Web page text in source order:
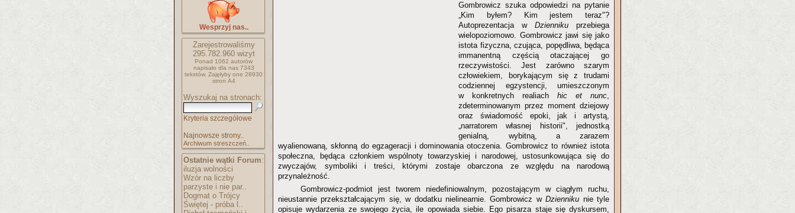
Wesprzyj nas..
Zarejestrowaliśmy
295.782.960wizyt
Ponad 1062 autorów
napisało dla nas 7343
tekstów. Zajęłyby one 28930
stron A4
Wyszukaj na stronach:
Kryteria szczegółowe
Najnowsze strony..
Archiwum streszczeń..
Ostatnie wątki Forum:
iluzja wolności
Wzór na liczby
parzyste i nie par..
Dogmat o Trójcy
Świętej - próba l..
Gombrowicz szuka odpowiedzi na pytanie
„Kim byłem? Kim jestem teraz"?
Autoprezentacja w Dzienniku przebiega
wielopoziomowo. Gombrowicz jawi się jako
istota fizyczna, czująca, popędliwa, będąca
immanentną częścią otaczającej go
rzeczywistości. Jest zarówno szarym
człowiekiem, borykającym się z trudami
codziennej egzystencji, umieszczonym
w konkretnych realiach hic et nunc,
zdeterminowanym przez moment dziejowy
oraz świadomość epoki, jak i artystą,
„narratorem własnej historii", jednostką
genialną, wybitną, a zarazem
wyalienowaną, skłonną do egzageracji i dominowania otoczenia. Gombrowicz to również istota
społeczna, będąca członkiem wspólnoty towarzyskiej i narodowej, ustosunkowująca się do
zwyczajów, symboliki i treści, którymi zostaje obarczona ze względu na narodową
przynależność.
Gombrowicz-podmiot jest tworem niedefiniowalnym, pozostającym w ciągłym ruchu,
nieustannie przekształcającym się, w dodatku nielinearnie. Gombrowicz wDzienniku nie tyle
opisuje wydarzenia ze swojego życia, ile opowiada siebie. Ego pisarza staje się dyskursem,